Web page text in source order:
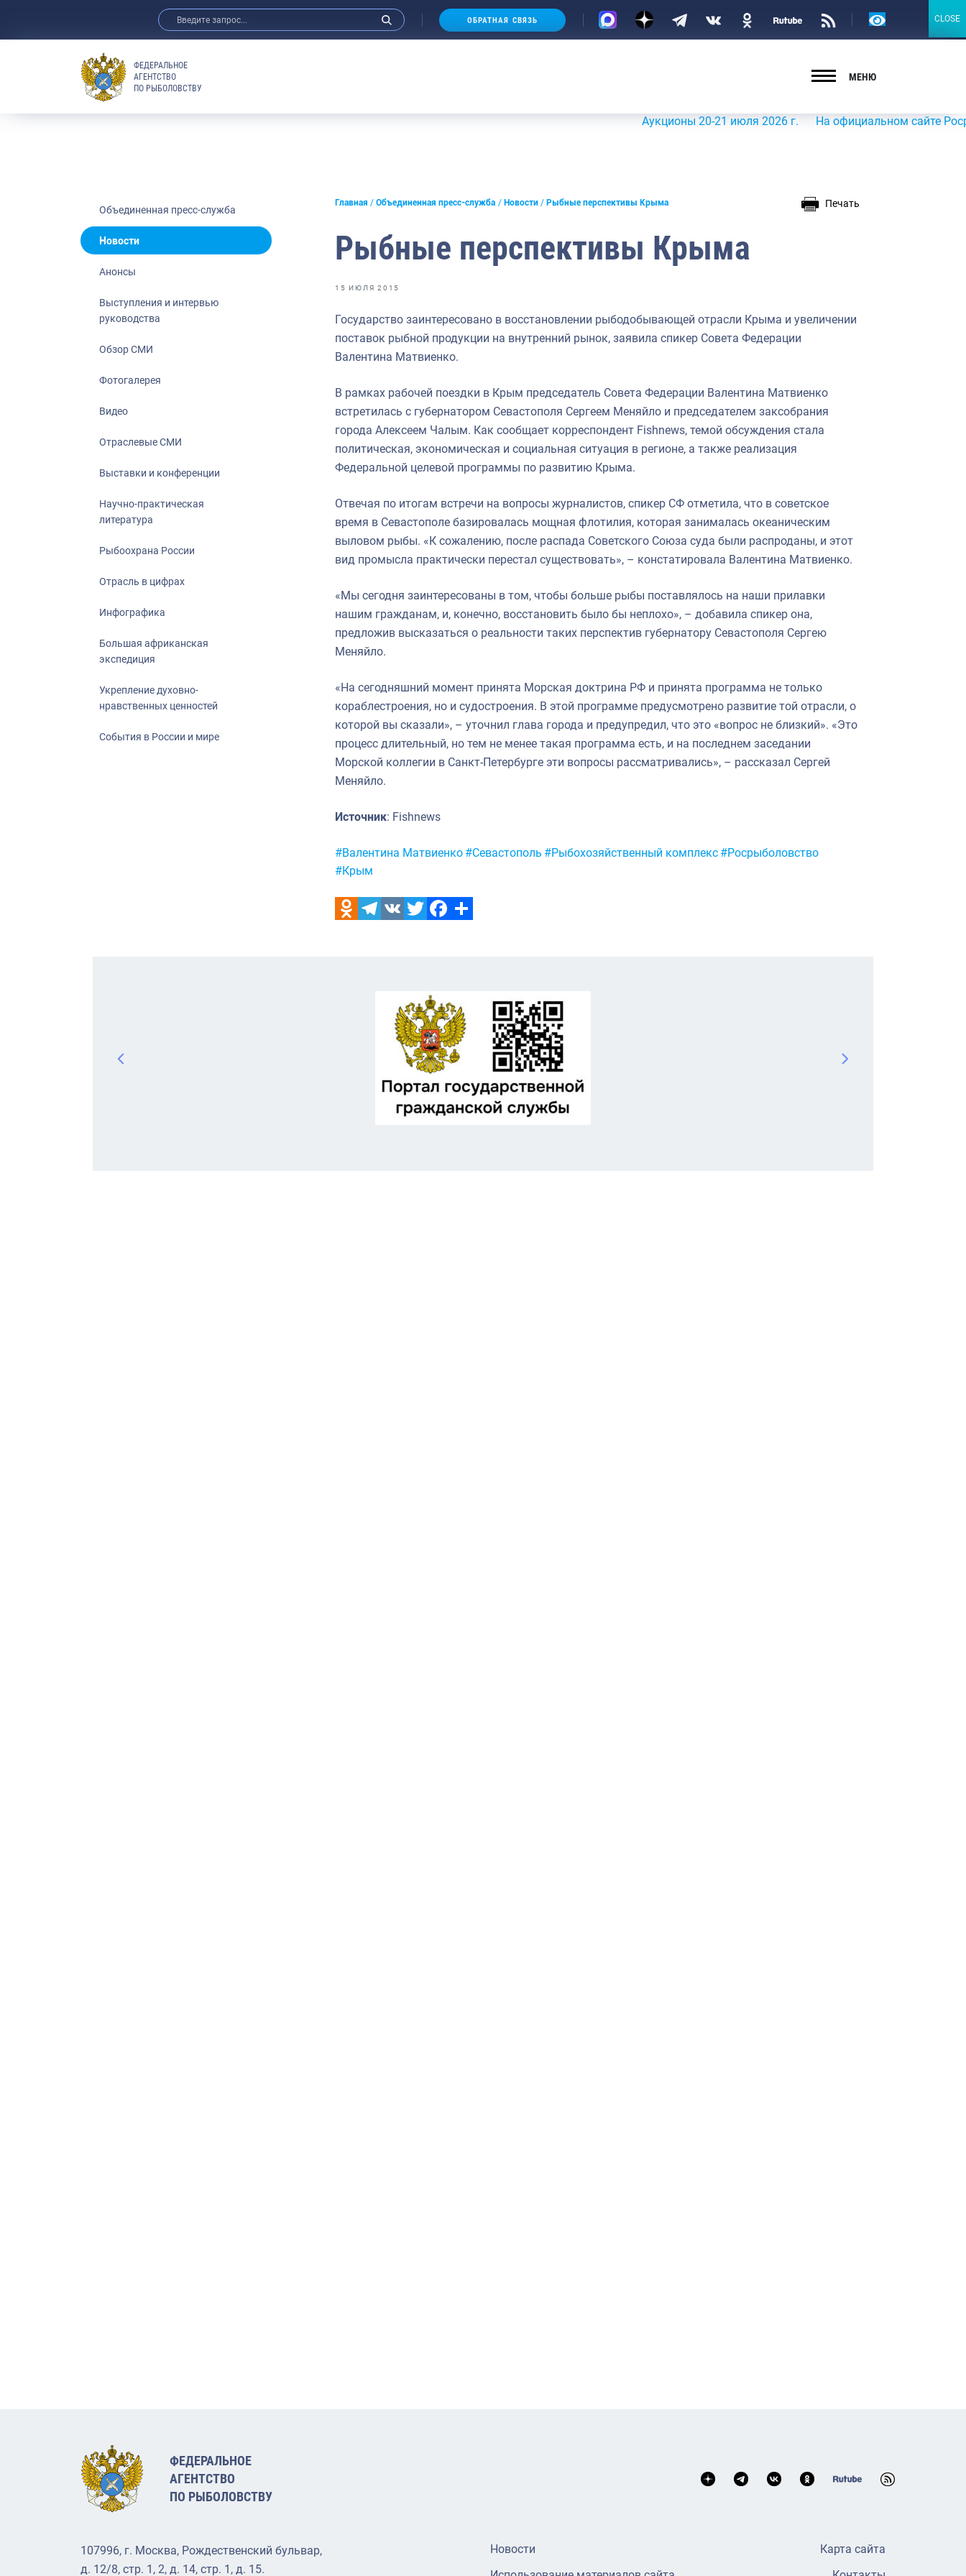
Анонсы
Отраслевые СМИ
Выставки и конференции
Отрасль в цифрах
Укрепление духовно-нравственных
События в России и мире
ОБРАТНАЯ СВЯЗЬ
Версия
ФЕДЕРАЛЬНОЕ
АГЕНТСТВО
ПО РЫБОЛОВСТВУ
МЕНЮ
Аукционы 20-21 июля 2026 г. На официальном сайте
Объединенная пресс-служба
Новости
Анонсы
Выступления и интервью
руководства
Обзор СМИ
Фотогалерея
Видео
Отраслевые СМИ
Выставки и конференции
Научно-практическая
литература
Рыбоохрана России
Отрасль в цифрах
Инфографика
Большая африканская
экспедиция
Укрепление духовно-
нравственных ценностей
События в России и мире
Главная Объединенная пресс-служба Новости Рыбные перспективы Крыма Печать
Рыбные перспективы Крыма
15 ИЮЛЯ 2015
Государство заинтересовано в восстановлении рыбодобывающей отрасли Крыма и увеличении
поставок рыбной продукции на внутренний рынок, заявила спикер Совета Федерации
Валентина Матвиенко.
В рамках рабочей поездки в Крым председатель Совета Федерации Валентина Матвиенко
встретилась с губернатором Севастополя Сергеем Меняйло и председателем заксобрания
города Алексеем Чалым. Как сообщает корреспондент Fishnews, темой обсуждения стала
политическая, экономическая и социальная ситуация в регионе, а также реализация
Федеральной целевой программы по развитию Крыма.
Отвечая по итогам встречи на вопросы журналистов, спикер СФ отметила, что в советское
время в Севастополе базировалась мощная флотилия, которая занималась океаническим
выловом рыбы. «К сожалению, после распада Советского Союза суда были распроданы, и этот
вид промысла практически перестал существовать», – констатировала Валентина Матвиенко.
«Мы сегодня заинтересованы в том, чтобы больше рыбы поставлялось на наши прилавки
нашим гражданам, и, конечно, восстановить было бы неплохо», – добавила спикер она,
предложив высказаться о реальности таких перспектив губернатору Севастополя Сергею
Меняйло.
«На сегодняшний момент принята Морская доктрина РФ и принята программа не только
кораблестроения, но и судостроения. В этой программе предусмотрено развитие той отрасли, о
которой вы сказали», – уточнил глава города и предупредил, что это «вопрос не близкий». «Это
процесс длительный, но тем не менее такая программа есть, и на последнем заседании
Морской коллегии в Санкт-Петербурге эти вопросы рассматривались», – рассказал Сергей
Меняйло.
Источник: Fishnews
Метки:
#Валентина Матвиенко #Севастополь #Рыбохозяйственный комплекс #Росрыболовство
#Крым
ФЕДЕРАЛЬНОЕ
АГЕНТСТВО
ПО РЫБОЛОВСТВУ
107996, г. Москва, Рождественский бульвар,
д. 12/8, стр. 1, 2, д. 14, стр. 1, д. 15.
Новости
Карта сайта
CLOSE
CLOSE